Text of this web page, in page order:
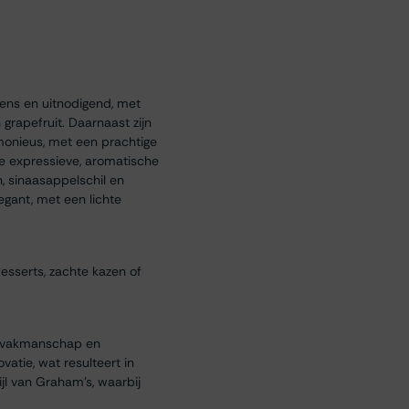
en uitnodigend, met
Daarnaast zijn
met een prachtige
expressieve, aromatische
sinaasappelschil en
met een lichte
zachte kazen of
en
wat resulteert in
Graham’s, waarbij